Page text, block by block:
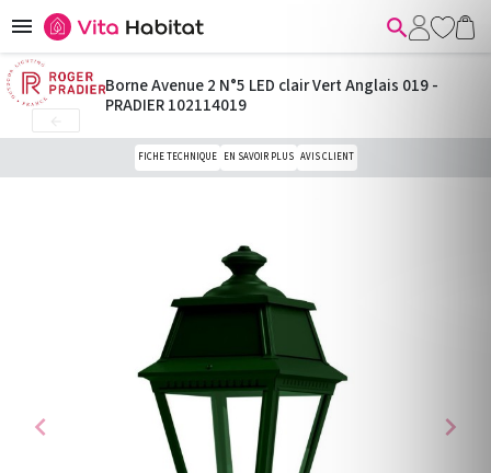
 
chevron_left chevron_right
Borne Avenue 2 N°5 LED clair Vert Anglais 019 -
PRADIER 102114019
FICHE TECHNIQUE EN SAVOIR PLUS AVIS CLIENT